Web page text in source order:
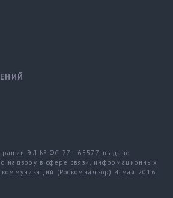
ЭЛ № ФС 77 - 65577, выдано
надзору в сфере связи, информационных
коммуникаций (Роскомнадзор) 4 мая 2016